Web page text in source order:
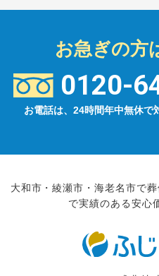
お急ぎの方
0120-
お電話は、24時間年中無休で
大和市・綾瀬市・海老名市で
で実績のある安心